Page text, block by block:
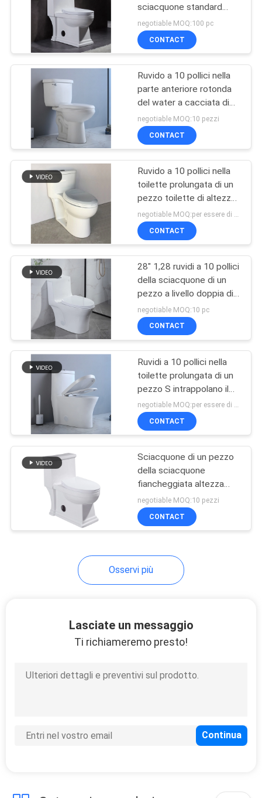
PRIVACY
POLICY
sciacquone standard
americana 1pc della
mappa 1000 a livello
laterali
negotiable MOQ:100 pc
CONTACT
Ruvido a 10 pollici nella
parte anteriore rotonda
del water a cacciata di
Ada Comfort Height
Toilet Siphon
negotiable MOQ:10 pezzi
CONTACT
Ruvido a 10 pollici nella
toilette prolungata di un
pezzo toilette di altezza
di comodità di 1 pezzo
CONTACT
28" 1,28 ruvidi a 10 pollici
della sciacquone di un
pezzo a livello doppia di
Gpf nella norma
americana
negotiable MOQ:10 pc
CONTACT
Ruvidi a 10 pollici nella
toilette prolungata di un
pezzo S intrappolano il
Wc fisso Siphonic
negotiable MOQ:per essere di negoziare
CONTACT
Sciacquone di un pezzo
della sciacquone
fiancheggiata altezza
standard del lavabo con il
lato 4.8LPF a livello
negotiable MOQ:10 pezzi
CONTACT
Osservi più
Lasciate un messaggio
Ti richiameremo presto!